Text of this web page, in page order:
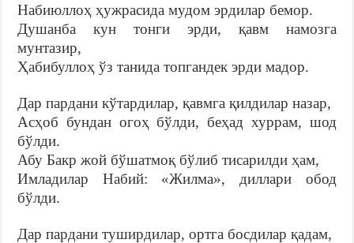
Набиюллоҳ ҳужрасида мудом эрдилар бемор.
Душанба кун тонги эрди, қавм намозга
мунтазир,
Ҳабибуллоҳ ўз танида топгандек эрди мадор.
Дар пардани кўтардилар, қавмга қилдилар назар,
Асҳоб бундан огоҳ бўлди, беҳад хуррам, шод
бўлди.
Абу Бакр жой бўшатмоқ бўлиб тисарилди ҳам,
Имладилар Набий: «Жилма», диллари обод
бўлди.
Дар пардани туширдилар, ортга босдилар қадам,